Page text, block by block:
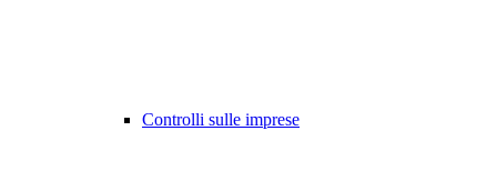
Controlli sulle imprese